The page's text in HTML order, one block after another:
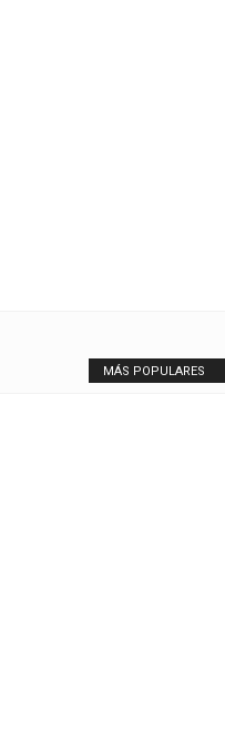
MÁS POPULARES